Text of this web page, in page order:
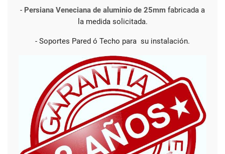
- Persiana Veneciana de aluminio de 25mm fabricada a
la medida solicitada.
- Soportes Pared ó Techo para su instalación.